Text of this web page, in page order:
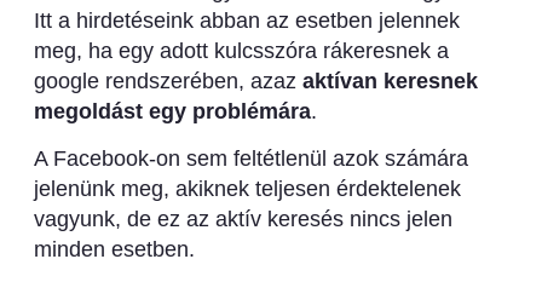
Itt a hirdetéseink abban az esetben jelennek
meg, ha egy adott kulcsszóra rákeresnek a
google rendszerében, azaz aktívan keresnek
megoldást egy problémára.
A Facebook-on sem feltétlenül azok számára
jelenünk meg, akiknek teljesen érdektelenek
vagyunk, de ez az aktív keresés nincs jelen
minden esetben.